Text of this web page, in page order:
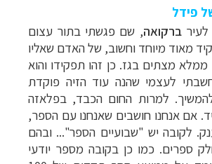
פידל
לעירברקואה, שם פגשתי בתור עצום
מאוד מיוחד וחשוב, של האדם שאליו
מצתים בגז. כן זהו תפקידו והוא
לעצמי שהנה עוד הזיה פוקדת
למרות החום הכבד, בפלאזה
אם אנחנו חושבים שאנחנו עם הספר,
לקובה יש "שבועיים הספר"... ובהם
ספרים. כמו כן בקובה מספר יודעי